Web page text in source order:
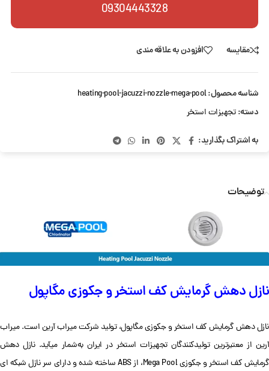
09304443328
مقایسه افزودن به علاقه مندی
شناسه محصول:heating-pool-jacuzzi-nozzle-mega-pool
دسته: تجهیزات استخر
به اشتراک بگذارید:
توضیحات
نازل دهش گرمایش کف استخر و جکوزی مگاپول
نازل دهش گرمایش کف استخر و جکوزی مگاپول، تولید شرکت میراب آرین است. میراب
آرین از معتبرترین تولیدکنندگان تجهیزات استخر در ایران به‌شمار می‎آید. نازل دهش
گرمایش کف استخر و جکوزی Mega Pool، از ABS ساخته شده و دارای سر نازل شبکه ای